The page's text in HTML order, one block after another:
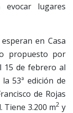
lugares
en Casa
propuesto por
15 de febrero al
53ª edición de
de Rojas
Tiene 3.200 m2 y